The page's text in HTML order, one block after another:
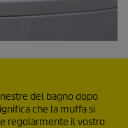
del bagno dopo
che la muffa si
regolarmente il vostro